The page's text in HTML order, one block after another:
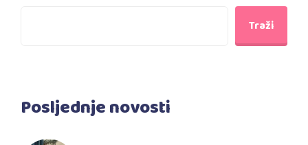
Traži
Posljednje novosti